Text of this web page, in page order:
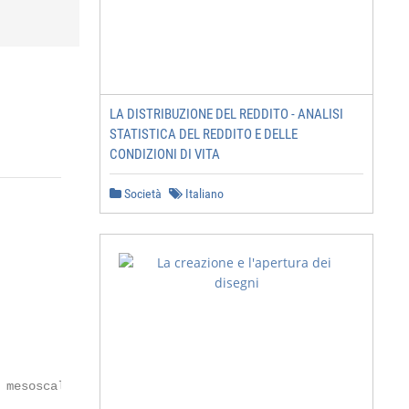
(RCP8.5).
                                                                                                                                          denti sono elencati nella tabella 1 (vedi mappe K01
                                                                                                                                          e K02). Poiché l’insieme-di-deflusso-Hydro-CH2018
                                                                                                                                          è basato solo sulla temperatura e sulle precipitazio-
                                                                      2 Dati e metodi
                                                                                                                                          ni, il numero di modelli disponibili per ogni scenario di
                                                                      L’insieme-di-deflussi-Hydro-CH2018 comprende valori                 emissione è leggermente più grande che per la mappa
Testo esplicativo ©Atlante Idrologico della Svizzera, Bern 2021 – 1

                                                                      di deflusso giornaliero modellati per i tre scenari di              L02. Per ulteriori informazioni su CH2018, le catene di
                                                                      emissione durante il periodo 1981-2099. L’insieme è                 modelli associate e le ipotesi di base, si veda il testo
LA DISTRIBUZIONE DEL REDDITO - ANALISI
STATISTICA DEL REDDITO E DELLE
CONDIZIONI DI VITA
Società Italiano